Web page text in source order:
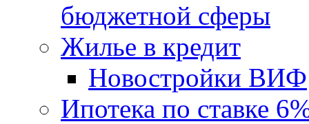
бюджетной сферы
Жилье в кредит
Новостройки ВИФ
Ипотека по ставке